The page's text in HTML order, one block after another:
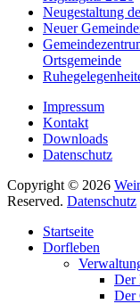
Neugestaltung
Neuer
Ortsgemeinde
Impressum
Kontakt
Downloads
Datenschutz
Copyright © 2026
Reserved. Datenschutz
oben
scrollen
Startseite
Dorfleben
Der
Der